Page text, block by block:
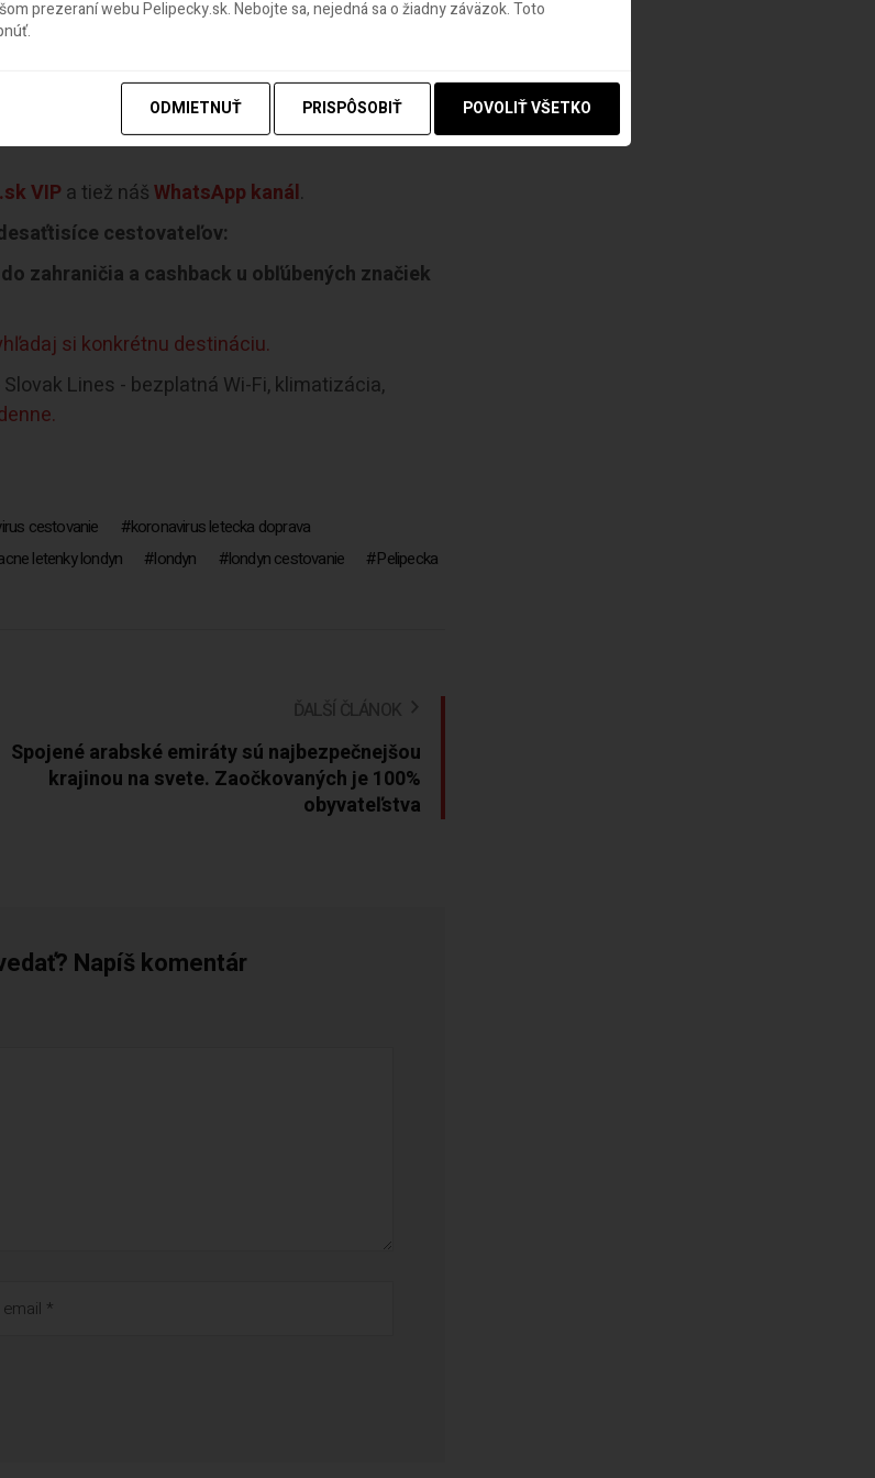
čitateľov
VIP a tiež nášWhatsApp kanál.
cestovateľov:
zahraničia a cashback u obľúbených značiek
si konkrétnu destináciu.
Lines - bezplatná Wi-Fi, klimatizácia,
cestovanie
koronavirus letecka doprava
letenky londyn londyn londyn cestovanie
Pelipecka
ĎALŠÍ ČLÁNOK
Spojené arabské emiráty sú najbezpečnejšou
krajinou na svete. Zaočkovaných je 100%
obyvateľstva
Napíš komentár
prezeraní webu Pelipecky.sk. Nebojte sa, nejedná sa o žiadny záväzok. Toto
ODMIETNUŤ PRISPÔSOBIŤ POVOLIŤ VŠETKO